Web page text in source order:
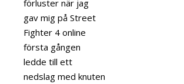
förluster när jag
gav mig på Street
Fighter 4 online
första gången
ledde till ett
nedslag med knuten